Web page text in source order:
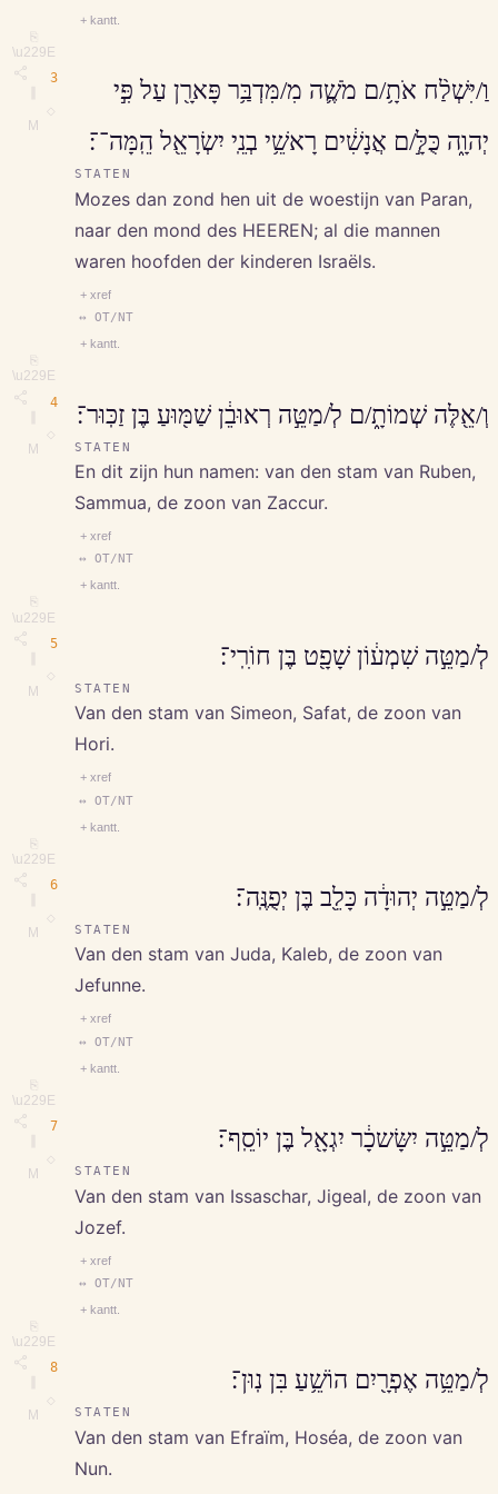
⎘
\u229E
M
+ kantt.
3
⎘
\u229E
M
וַ/יִּשְׁלַ֨ח אֹתָ֥/ם מֹשֶׁ֛ה מִ/מִּדְבַּ֥ר פָּארָ֖ן עַל פִּ֣י
יְהוָ֑ה כֻּלָּ֣/ם אֲנָשִׁ֔ים רָאשֵׁ֥י בְנֵֽי יִשְׂרָאֵ֖ל הֵֽמָּה־־׃
STATEN
Mozes dan zond hen uit de woestijn van Paran,
naar den mond des HEEREN; al die mannen
waren hoofden der kinderen Israëls.
+ xref
↔ OT/NT
+ kantt.
4
⎘
\u229E
M
וְ/אֵ֖לֶּה שְׁמוֹתָ֑/ם לְ/מַטֵּ֣ה רְאוּבֵ֔ן שַׁמּ֖וּעַ בֶּן זַכּֽוּר־׃
STATEN
En dit zijn hun namen: van den stam van Ruben,
Sammua, de zoon van Zaccur.
+ xref
↔ OT/NT
+ kantt.
5
⎘
\u229E
M
לְ/מַטֵּ֣ה שִׁמְע֔וֹן שָׁפָ֖ט בֶּן חוֹרִֽי־׃
STATEN
Van den stam van Simeon, Safat, de zoon van
Hori.
+ xref
↔ OT/NT
+ kantt.
6
⎘
\u229E
M
לְ/מַטֵּ֣ה יְהוּדָ֔ה כָּלֵ֖ב בֶּן יְפֻנֶּֽה־׃
STATEN
Van den stam van Juda, Kaleb, de zoon van
Jefunne.
+ xref
↔ OT/NT
+ kantt.
7
⎘
\u229E
M
לְ/מַטֵּ֣ה יִשָּׂשכָ֔ר יִגְאָ֖ל בֶּן יוֹסֵֽף־׃
STATEN
Van den stam van Issaschar, Jigeal, de zoon van
Jozef.
+ xref
↔ OT/NT
+ kantt.
8 לְ/מַטֵּ֥ה אֶפְרָ֖יִם הוֹשֵׁ֥עַ בִּן נֽוּן־׃
STATEN
Van den stam van Efraïm, Hoséa, de zoon van
Nun.